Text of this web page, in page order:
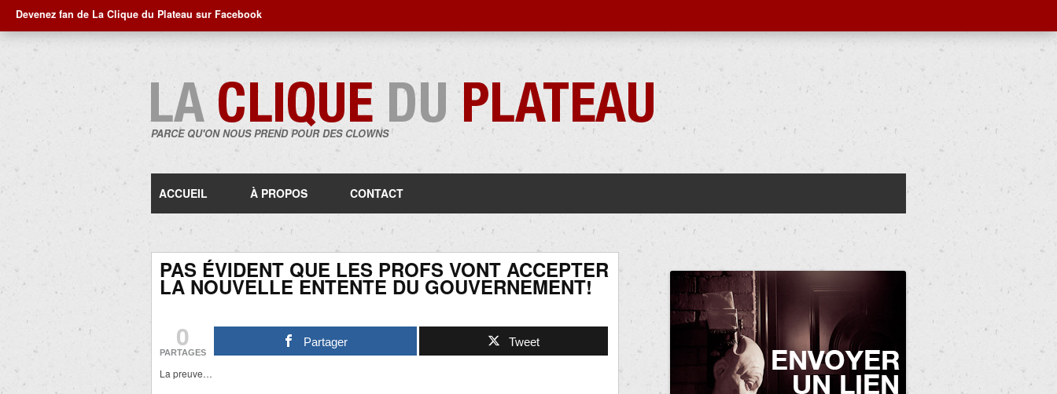
Devenez fan de La Clique du Plateau sur Facebook
PARCE QU'ON NOUS PREND POUR DES CLOWNS
au
ACCUEIL À PROPOS CONTACT
PAS ÉVIDENT QUE LES PROFS VONT ACCEPTER
LA NOUVELLE ENTENTE DU GOUVERNEMENT!
0
PARTAGES
Partager Tweet
La preuve…